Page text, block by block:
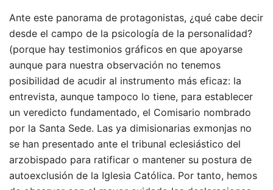
Ante este panorama de protagonistas, ¿qué cabe decir
desde el campo de la psicología de la personalidad?
(porque hay testimonios gráficos en que apoyarse
aunque para nuestra observación no tenemos
posibilidad de acudir al instrumento más eficaz: la
entrevista, aunque tampoco lo tiene, para establecer
un veredicto fundamentado, el Comisario nombrado
por la Santa Sede. Las ya dimisionarias exmonjas no
se han presentado ante el tribunal eclesiástico del
arzobispado para ratificar o mantener su postura de
autoexclusión de la Iglesia Católica. Por tanto, hemos